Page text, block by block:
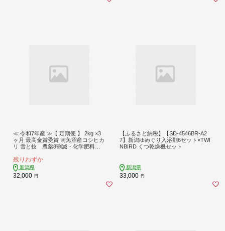
≪ 令和7年産 ≫【 定期便 】 2kg ×3
ヶ月 最高金賞受賞 南魚沼産コシヒカ
リ 雪と技 農薬8割減・化学肥料不
残りわずか
新潟県
32,000 円
【ふるさと納税】【SD-4546BR-A2
7】新潟ゆめぐり入浴剤6セット×TWI
NBIRD くつ乾燥機セット
新潟県
33,000 円